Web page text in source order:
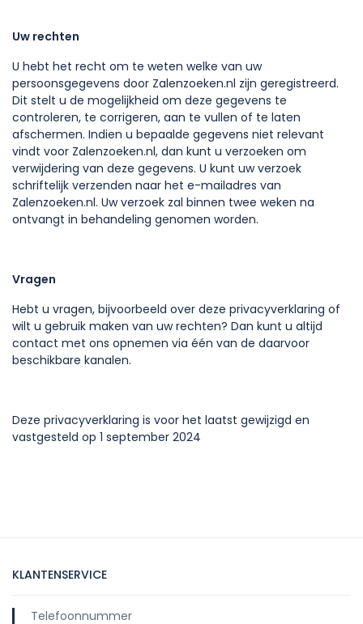
Uw rechten
U hebt het recht om te weten welke van uw
persoonsgegevens door Zalenzoeken.nl zijn geregistreerd.
Dit stelt u de mogelijkheid om deze gegevens te
controleren, te corrigeren, aan te vullen of te laten
afschermen. Indien u bepaalde gegevens niet relevant
vindt voor Zalenzoeken.nl, dan kunt u verzoeken om
verwijdering van deze gegevens. U kunt uw verzoek
schriftelijk verzenden naar het e-mailadres van
Zalenzoeken.nl. Uw verzoek zal binnen twee weken na
ontvangt in behandeling genomen worden.
Vragen
Hebt u vragen, bijvoorbeeld over deze privacyverklaring of
wilt u gebruik maken van uw rechten? Dan kunt u altijd
contact met ons opnemen via één van de daarvoor
beschikbare kanalen.
Deze privacyverklaring is voor het laatst gewijzigd en
vastgesteld op 1 september 2024
KLANTENSERVICE
Telefoonnummer